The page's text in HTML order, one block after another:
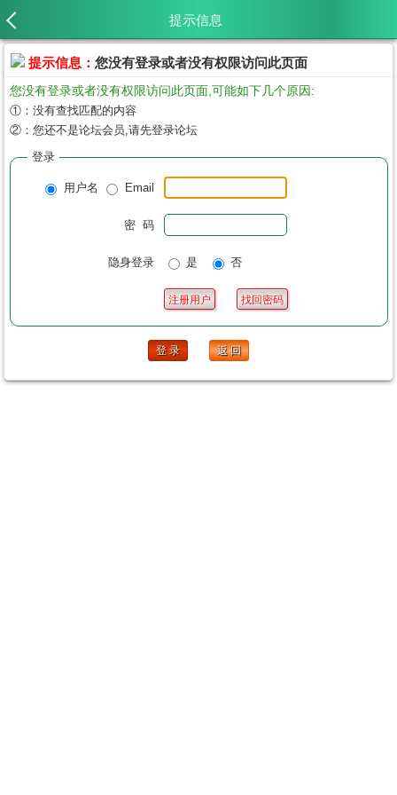
提示信息
提示信息： 您没有登录或者没有权限访问此页面
您没有登录或者没有权限访问此页面,可能如下几个原因:
①：没有查找匹配的内容
②：您还不是论坛会员,请先登录论坛
登录
用户名 Email
密 码
隐身登录 是 否